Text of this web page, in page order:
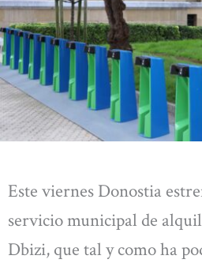
Este viernes Donostia
servicio municipal de
Dbizi, que tal y como ha